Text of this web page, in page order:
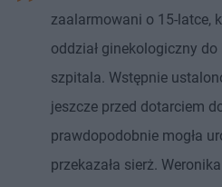
zaalarmowani o 15-latce,
oddział ginekologiczny
szpitala. Wstępnie
jeszcze przed dotarciem
prawdopodobnie mogła
przekazała sierż.